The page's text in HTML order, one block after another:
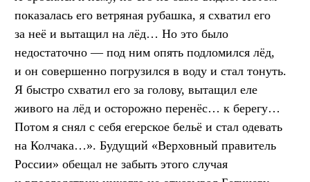
показалась его ветряная рубашка, я схватил его
за неё и вытащил на лёд… Но это было
недостаточно — под ним опять подломился лёд,
и он совершенно погрузился в воду и стал тонуть.
Я быстро схватил его за голову, вытащил еле
живого на лёд и осторожно перенёс… к берегу…
Потом я снял с себя егерское бельё и стал одевать
на Колчака…». Будущий «Верховный правитель
России» обещал не забыть этого случая